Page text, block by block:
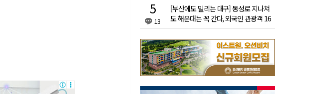
13
[부산에도 밀리는 대구] 동성로 지나쳐
도 해운대는 꼭 간다, 외국인 관광객 16